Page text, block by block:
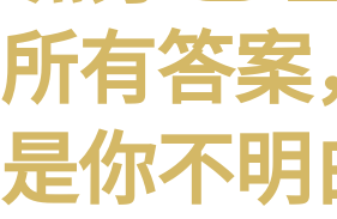
所有答案
是你不明